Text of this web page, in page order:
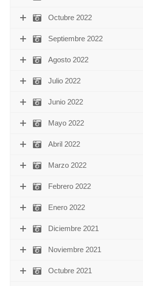
Octubre 2022
Septiembre 2022
Agosto 2022
Julio 2022
Junio 2022
Mayo 2022
Abril 2022
Marzo 2022
Febrero 2022
Enero 2022
Diciembre 2021
Noviembre 2021
Octubre 2021